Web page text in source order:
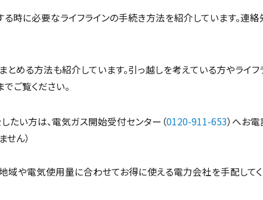
時に必要なライフラインの手続き方法を紹介しています。連絡
とめる方法も紹介しています。引っ越しを考えている方やライフ
ご覧ください。
たい方は、電気ガス開始受付センター（0120-911-653）へお電
ん）
域や電気使用量に合わせてお得に使える電力会社を手配して